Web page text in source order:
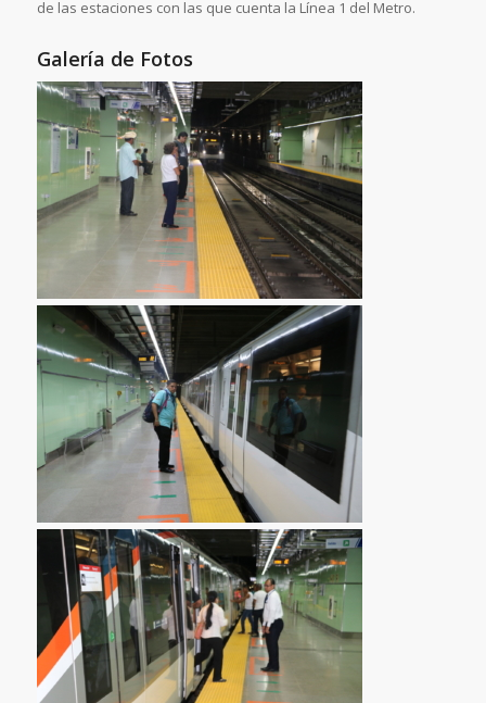
de las estaciones con las que cuenta la Línea 1 del Metro.
Galería de Fotos